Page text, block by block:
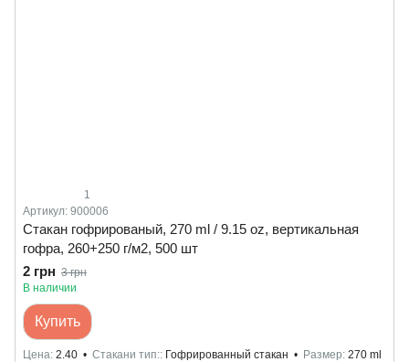
1
Артикул: 900006
Стакан гофрированый, 270 ml / 9.15 oz, вертикальная
гофра, 260+250 г/м2, 500 шт
2 грн 3 грн
В наличии
Купить
Цена 2.40 Стакани тип: Гофрированный стакан Размер 270 ml